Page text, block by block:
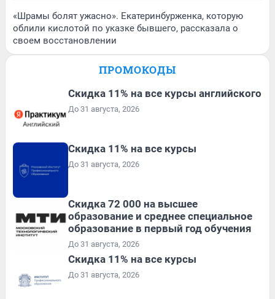
«Шрамы болят ужасно». Екатеринбурженка, которую
облили кислотой по указке бывшего, рассказала о
своем восстановлении
ПРОМОКОДЫ
Скидка 11% на все курсы английского
До 31 августа, 2026
Скидка 11% на все курсы
До 31 августа, 2026
Скидка 72 000 на высшее
образование и среднее специальное
образование в первый год обучения
До 31 августа, 2026
Скидка 11% на все курсы
До 31 августа, 2026